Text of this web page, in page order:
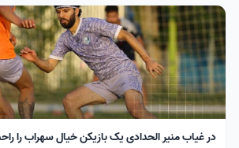
در غیاب منیر الحدادی یک بازیکن خیال سهراب را